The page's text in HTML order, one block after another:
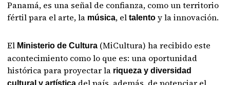
Panamá, es una señal de confianza, como un territorio
fértil para el arte, la música, eltalentoy la innovación.
El Ministerio de Cultura (MiCultura) ha recibido este
acontecimiento como lo que es: una oportunidad
histórica para proyectar la riqueza y diversidad
cultural y artística